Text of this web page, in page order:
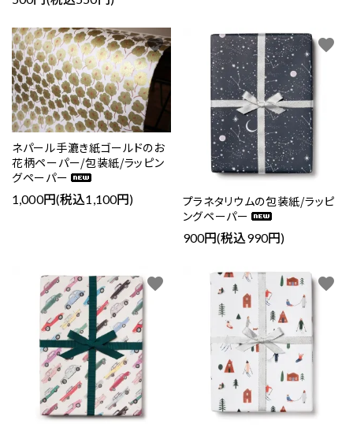
ネパール手漉き紙ゴールドのお
花柄ペーパー/包装紙/ラッピン
グペーパー
1,000円(税込1,100円)
favorite
プラネタリウムの包装紙/ラッピ
ングペーパー
900円(税込990円)
favorite
favorite favorite